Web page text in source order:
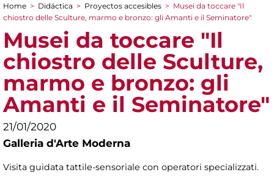
You are here
Home > Didáctica > Proyectos accesibles > Musei da toccare "Il
chiostro delle Sculture, marmo e bronzo: gli Amanti e il Seminatore"
Musei da toccare "Il
chiostro delle Sculture,
marmo e bronzo: gli
Amanti e il Seminatore"
21/01/2020
Galleria d'Arte Moderna
Visita guidata tattile-sensoriale con operatori specializzati.